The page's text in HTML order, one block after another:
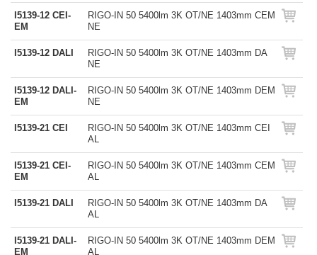
I5139-12 CEI-
EM
RIGO-IN 50 5400lm 3K OT/NE 1403mm CEM
NE
I5139-12 DALI
RIGO-IN 50 5400lm 3K OT/NE 1403mm DA
NE
I5139-12 DALI-
EM
RIGO-IN 50 5400lm 3K OT/NE 1403mm DEM
NE
I5139-21 CEI
RIGO-IN 50 5400lm 3K OT/NE 1403mm CEI
AL
I5139-21 CEI-
EM
RIGO-IN 50 5400lm 3K OT/NE 1403mm CEM
AL
I5139-21 DALI
RIGO-IN 50 5400lm 3K OT/NE 1403mm DA
AL
I5139-21 DALI-
EM
RIGO-IN 50 5400lm 3K OT/NE 1403mm DEM
AL